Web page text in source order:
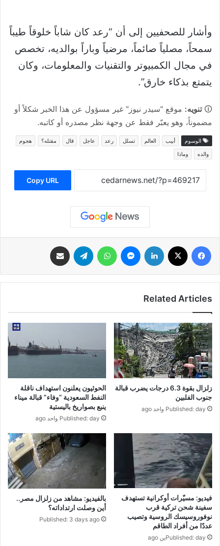
وأشار للصحفيين إلى أن “رعد كان شاباً خلوقاً طيباً
سمحاً، مصلياً صائماً، مرضياً وباراً بوالديه، تخصص
في مجال الكمبيوتر والتقنيات والمعلومات، وكان
يتمتع بذكاء خارق”.
🛈تنويه: موقع "سيدر نيوز" غير مسؤول عن هذا الخبر شكلاً أو
مضموناً، وهو يعبّر فقط عن وجهة نظر مصدره أو كاتبه.
الوسوم أبيب العالم تسلل رعد عاجل قال مقتله؟
هجوم
والده
وماذا
Copy URL
فيسبوك لينكدإن ماسنجر واتساب تيلقرام
Related Articles
زلزال بقوة 6.3 درجات يضرب قبالة
جنوب الفلبين
Published: day واحد ago
الحوثيون يعلنون استهداف ناقلة
النفط السعودية “وفاء” قبالة ميناء
ينبع بصواريخ باليستية
Published: day واحد ago
فيديو: مسيّرات أوكرانية تستهدف
سفينة شحن تركية قرب
نوفوروسيسك الروسية وتصيب
عددًا من أفراد الطاقم
Published: dayين ago
بالفيديو: مشاهد من زلزال مصر..
أين وصلت ارتداداته؟
Published: 3 days ago